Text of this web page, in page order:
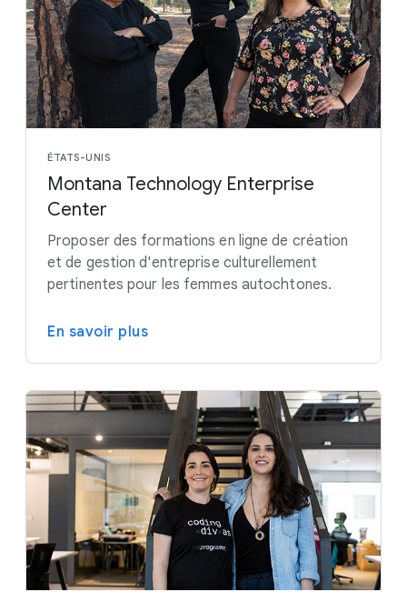
ÉTATS-UNIS
Montana Technology Enterprise
Center
Proposer des formations en ligne de création
et de gestion d'entreprise culturellement
pertinentes pour les femmes autochtones.
En savoir plus